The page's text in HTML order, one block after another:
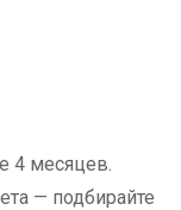
4 месяцев.
— подбирайте